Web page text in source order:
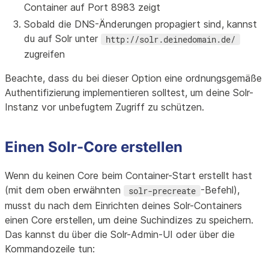
Container auf Port 8983 zeigt
Sobald die DNS-Änderungen propagiert sind, kannst
du auf Solr unter
http://solr.deinedomain.de/
zugreifen
Beachte, dass du bei dieser Option eine ordnungsgemäße
Authentifizierung implementieren solltest, um deine Solr-
Instanz vor unbefugtem Zugriff zu schützen.
Einen Solr-Core erstellen
Wenn du keinen Core beim Container-Start erstellt hast
(mit dem oben erwähnten
solr-precreate -Befehl),
musst du nach dem Einrichten deines Solr-Containers
einen Core erstellen, um deine Suchindizes zu speichern.
Das kannst du über die Solr-Admin-UI oder über die
Kommandozeile tun: